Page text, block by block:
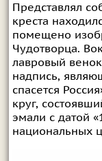
Представлял
креста
помещено
Чудотворца.
лавровый
надпись,
спасется
круг,
эмали с датой
национальных